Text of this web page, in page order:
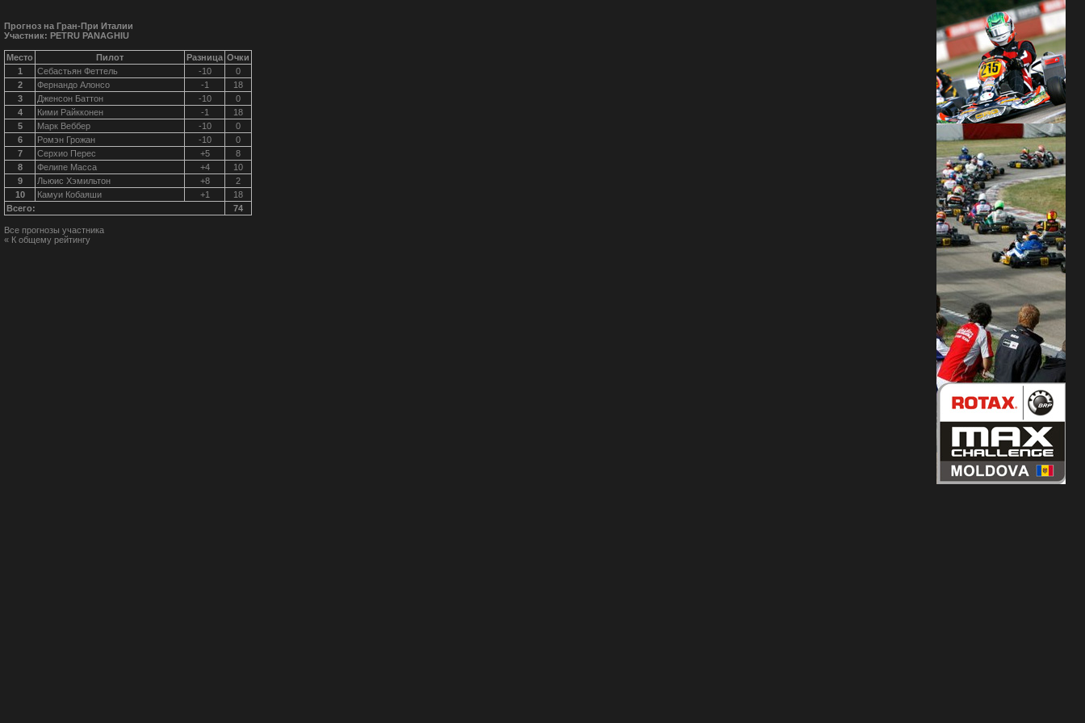
Прогноз на Гран-При Италии
Участник: PETRU PANAGHIU
Место Пилот Разница Очки
1
Себастьян Феттель -10
0
2
Фернандо Алонсо -1
18
3
Дженсон Баттон -10
0
4
Кими Райкконен -1
18
5
Марк Веббер -10
0
6
Ромэн Грожан -10
0
7
Серхио Перес +5
8
8
Фелипе Масса +4
10
9
Льюис Хэмильтон +8
2
10
Камуи Кобаяши +1
18
Всего:
74
Все прогнозы участника
« К общему рейтингу